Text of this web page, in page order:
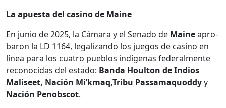
La apues­ta del casi­no de Maine
En junio de 2025, la Cámara y el Sena­do de Maineapro­
baron la LD 1164, legal­izan­do los jue­gos de casi­no en
línea para los cua­tro pueb­los indí­ge­nas fed­eral­mente
recono­ci­das del esta­do: Ban­da Houl­ton de Indios
Maliseet, Nación Mi’kmaq,Tribu Pas­samaquod­dyy
Nación Penob­scot.